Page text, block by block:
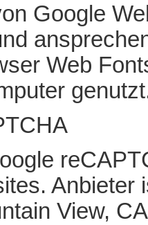
Google
Web
Anbieter
View,